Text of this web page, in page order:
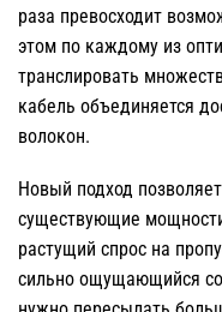
раза превосходит
этом по каждому из
транслировать
кабель объединяется
волокон.
Новый подход
существующие
растущий спрос на
сильно ощущающийся